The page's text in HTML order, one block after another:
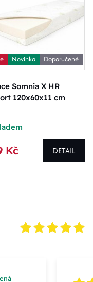
Novinka Doporučené
Somnia X HR
120x60x11 cm
Kč DETAIL